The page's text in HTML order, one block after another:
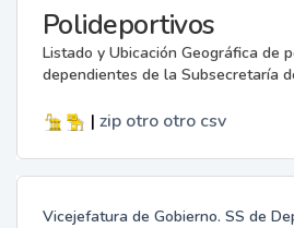
Polideportivos
Listado y Ubicación Geográfica de
dependientes de la Subsecretaría
| zip otro otro csv
Vicejefatura de Gobierno. SS de